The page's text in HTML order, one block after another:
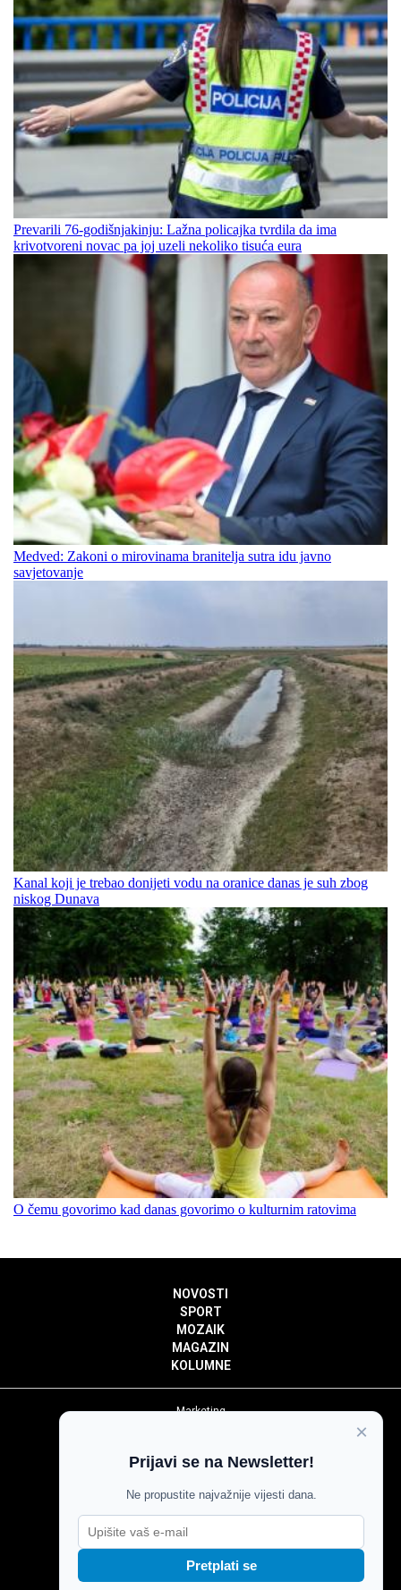
Prevarili 76-godišnjakinju: Lažna policajka tvrdila da ima
krivotvoreni novac pa joj uzeli nekoliko tisuća eura
Medved: Zakoni o mirovinama branitelja sutra idu javno
savjetovanje
Kanal koji je trebao donijeti vodu na oranice danas je suh zbog
niskog Dunava
O čemu govorimo kad danas govorimo o kulturnim ratovima
NOVOSTI
SPORT
MOZAIK
MAGAZIN
KOLUMNE
Marketing
Impressum
Pravila komentiranja
Agroglas
×
Prijavi se na Newsletter!
Ne propustite najvažnije vijesti dana.
Pretplati se